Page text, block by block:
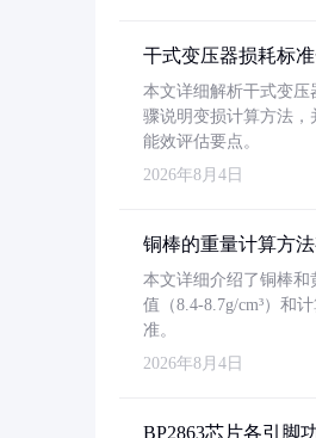
干式变压器损耗标
本文详细解析干式变压
骤说明变损计算方法，
能效评估要点。
2026年8月4日
铜棒的重量计算方
本文详细介绍了铜棒
值（8.4-8.7g/cm³）和
准。
2026年8月4日
BP2863芯片各引脚